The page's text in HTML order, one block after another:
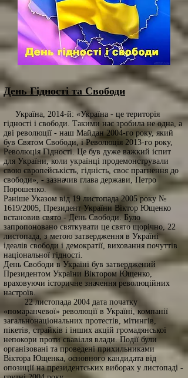
День Гідності та Свободи
Україна, 2014-й: «Україна - це територія
гідності і свободи. Такими нас зробила не одна, а
дві революції - наш Майдан 2004-го року, який
був Святом Свободи, і Революція 2013-го року,
Революція Гідності. Це був дуже важкий іспит
для України, коли українці продемонстрували
свою європейськість, гідність, своє прагнення до
свободи», - зазначив глава держави, Петро
Порошенко.
Раніше Указом від 19 листопада 2005 року №
1619/2005, Президент України Віктор Ющенко
встановив свято - День Свободи. Було
запропоновано святкувати це свято щорічно, 22
листопада, з метою затвердження в Україні
ідеалів свободи і демократії, виховання почуттів
національної гідності.
День Свободи в Україні був затверджений
Президентом України Віктором Ющенко,
враховуючи історичне значення революційних
настроїв.
22 листопада 2004 дата початку
«помаранчевої» революції в Україні, компанії
загальнонаціональних протестів, мітингів,
пікетів, страйків і інших акцій громадянської
непокори проти свавілля влади. Події були
організовані та проведені прихильниками
Віктора Ющенка, основного кандидата від
опозиції на президентських виборах у листопаді -